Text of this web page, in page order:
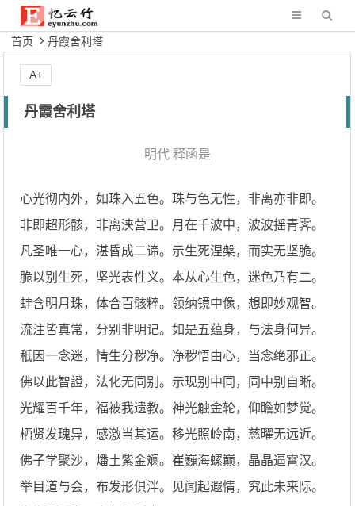
首页 丹霞舍利塔
丹霞舍利塔
明代 释函是
心光彻内外，如珠入五色。珠与色无性，非离亦非即。
非即超形骸，非离浃营卫。月在千波中，波波摇青霁。
凡圣唯一心，湛昏成二谛。示生死涅槃，而实无坚脆。
脆以别生死，坚光表性义。本从心生色，迷色乃有二。
蚌含明月珠，体合百骸粹。领纳镜中像，想即妙观智。
流注皆真常，分别非明记。如是五蕴身，与法身何异。
秖因一念迷，情生分秽净。净秽悟由心，当念绝邪正。
佛以此智證，法化无同别。示现别中同，同中别自晰。
光耀百千年，福被我遗教。神光触金轮，仰瞻如梦觉。
栖贤发瑰异，感激当其运。移光照岭南，慈曜无远近。
佛子学聚沙，燔土紫金斓。崔巍海螺巅，晶晶逼霄汉。
举目道与会，布发形俱泮。见闻起遐情，究此未来际。
A+